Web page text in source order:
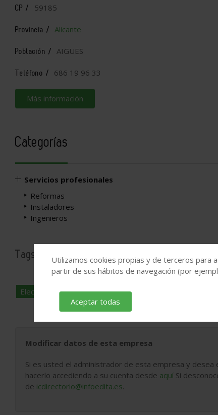
CP / 59185
Provincia / Alicante
Población / AIGUES
Teléfono / 686 19 96 33
Más información
Categorías
Servicios profesionales
Reformas
Instaladores
Ingenieros
Tags
Electrodomésticos
Modificar datos de esta empresa
Si es usted el administrador de esta empresa y
hacerlo accediendo a su cuenta desde aquí Si
de icdirectorio@infoedita.es.
Utilizamos cookies propias y de terceros para
partir de sus hábitos de navegación (por
Aceptar todas